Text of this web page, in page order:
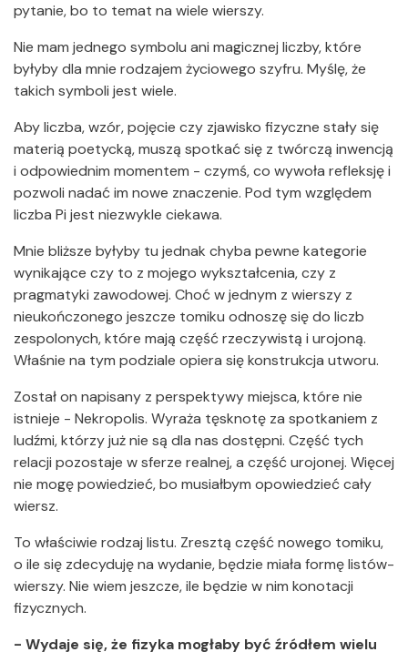
pytanie, bo to temat na wiele wierszy.
Nie mam jednego symbolu ani magicznej liczby, które
byłyby dla mnie rodzajem życiowego szyfru. Myślę, że
takich symboli jest wiele.
Aby liczba, wzór, pojęcie czy zjawisko fizyczne stały się
materią poetycką, muszą spotkać się z twórczą inwencją
i odpowiednim momentem - czymś, co wywoła refleksję i
pozwoli nadać im nowe znaczenie. Pod tym względem
liczba Pi jest niezwykle ciekawa.
Mnie bliższe byłyby tu jednak chyba pewne kategorie
wynikające czy to z mojego wykształcenia, czy z
pragmatyki zawodowej. Choć w jednym z wierszy z
nieukończonego jeszcze tomiku odnoszę się do liczb
zespolonych, które mają część rzeczywistą i urojoną.
Właśnie na tym podziale opiera się konstrukcja utworu.
Został on napisany z perspektywy miejsca, które nie
istnieje - Nekropolis. Wyraża tęsknotę za spotkaniem z
ludźmi, którzy już nie są dla nas dostępni. Część tych
relacji pozostaje w sferze realnej, a część urojonej. Więcej
nie mogę powiedzieć, bo musiałbym opowiedzieć cały
wiersz.
To właściwie rodzaj listu. Zresztą część nowego tomiku,
o ile się zdecyduję na wydanie, będzie miała formę listów-
wierszy. Nie wiem jeszcze, ile będzie w nim konotacji
fizycznych.
- Wydaje się, że fizyka mogłaby być źródłem wielu